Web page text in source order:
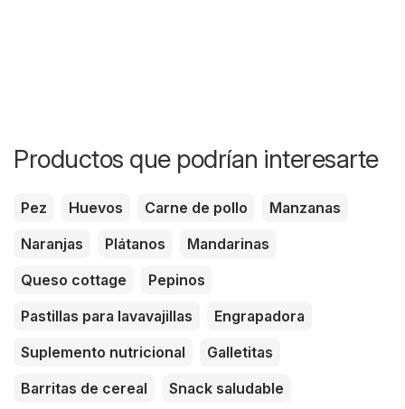
Productos que podrían interesarte
Pez Huevos Carne de pollo
Manzanas
Naranjas
Plátanos
Mandarinas
Queso cottage
Pepinos
Pastillas para lavavajillas
Engrapadora
Suplemento nutricional
Galletitas
Barritas de cereal
Snack saludable